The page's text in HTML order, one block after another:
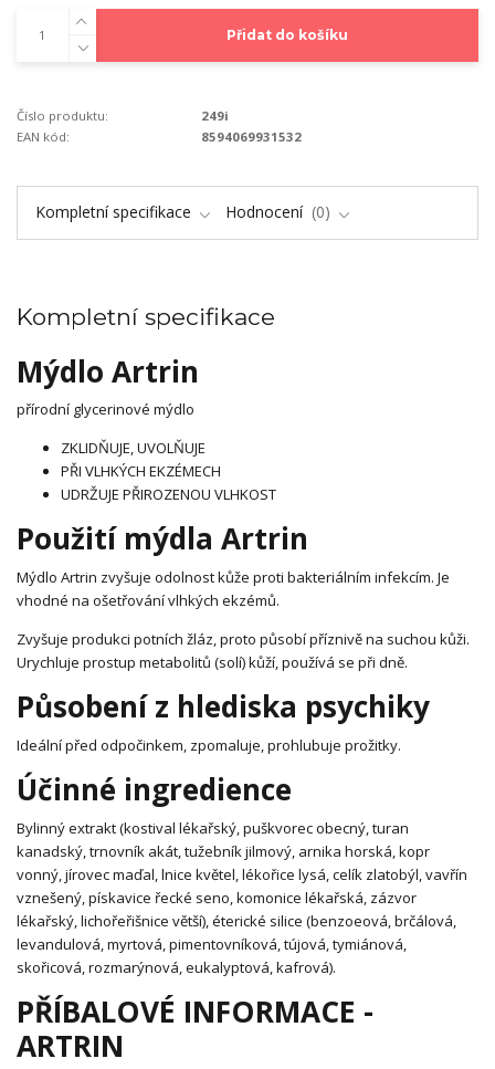
Přidat do košíku
Číslo produktu:
249i
EAN kód:
8594069931532
Kompletní specifikace Hodnocení 0
Kompletní specifikace
Mýdlo Artrin
přírodní glycerinové mýdlo
ZKLIDŇUJE, UVOLŇUJE
PŘI VLHKÝCH EKZÉMECH
UDRŽUJE PŘIROZENOU VLHKOST
Použití mýdla Artrin
Mýdlo Artrin zvyšuje odolnost kůže proti bakteriálním infekcím. Je
vhodné na ošetřování vlhkých ekzémů.
Zvyšuje produkci potních žláz, proto působí příznivě na suchou kůži.
Urychluje prostup metabolitů (solí) kůží, používá se při dně.
Působení z hlediska psychiky
Ideální před odpočinkem, zpomaluje, prohlubuje prožitky.
Účinné ingredience
Bylinný extrakt (kostival lékařský, puškvorec obecný, turan
kanadský, trnovník akát, tužebník jilmový, arnika horská, kopr
vonný, jírovec maďal, lnice květel, lékořice lysá, celík zlatobýl, vavřín
vznešený, pískavice řecké seno, komonice lékařská, zázvor
lékařský, lichořeřišnice větší), éterické silice (benzoeová, brčálová,
levandulová, myrtová, pimentovníková, tújová, tymiánová,
skořicová, rozmarýnová, eukalyptová, kafrová).
PŘÍBALOVÉ INFORMACE -
ARTRIN